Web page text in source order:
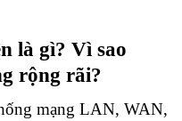
là gì? Vì sao
rộng rãi?
mạng LAN, WAN,